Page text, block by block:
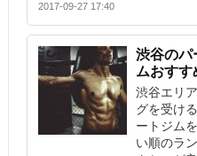
2017-09-27 17:40
渋谷のパ
ムおすす
渋谷エリ
グを受け
ートジム
い順のラ